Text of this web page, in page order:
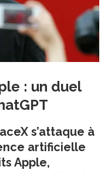
: un duel
s’attaque à
artificielle
Apple,